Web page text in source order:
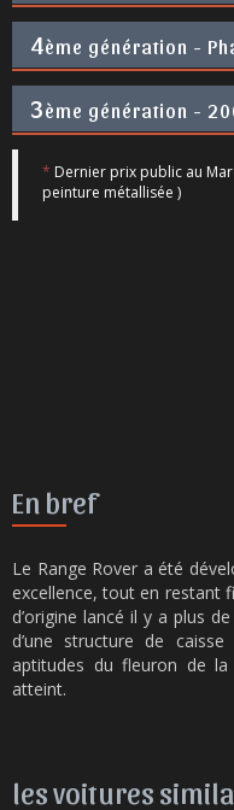
4ème génération -
3ème génération -
* Dernier prix public au
peinture métallisée )
En bref
Le Range Rover a été
excellence, tout en restant
d’origine lancé il y a plus
d’une structure de
aptitudes du fleuron de
atteint.
les voitures